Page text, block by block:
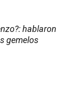
hablaron
gemelos